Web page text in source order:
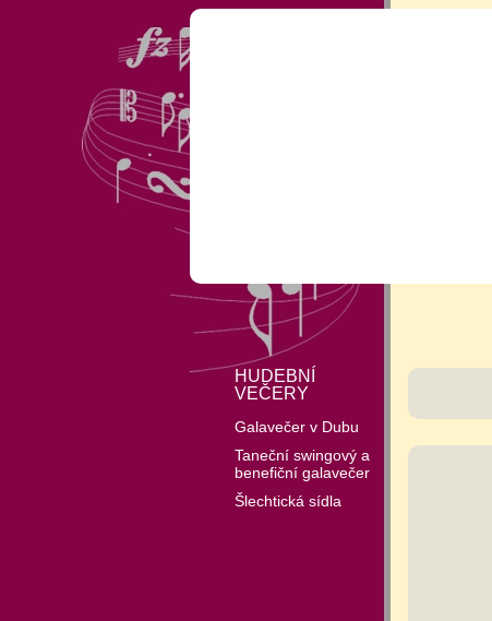
HUDEBNÍ
VEČERY
Galavečer v Dubu
Taneční swingový a
benefiční galavečer
Šlechtická sídla